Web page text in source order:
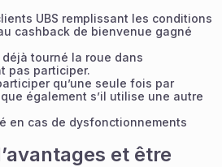
UBS remplissant les conditions
cashback de bienvenue gagné
tourné la roue dans
pas participer.
qu’une seule fois par
également s’il utilise une autre
en cas de dysfonctionnements
et être